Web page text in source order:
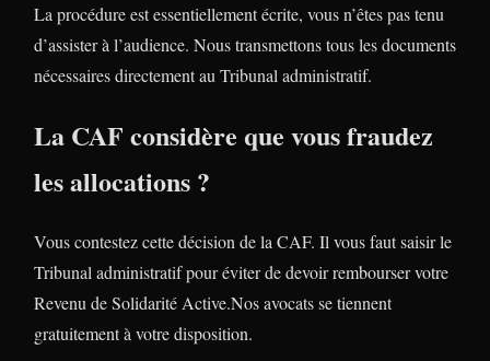
La procédure est essentiellement écrite, vous n’êtes pas tenu
d’assister à l’audience. Nous transmettons tous les documents
nécessaires directement au Tribunal administratif.
La CAF considère que vous fraudez
les allocations ?
Vous contestez cette décision de la CAF. Il vous faut saisir le
Tribunal administratif pour éviter de devoir rembourser votre
Revenu de Solidarité Active.Nos avocats se tiennent
gratuitement à votre disposition.